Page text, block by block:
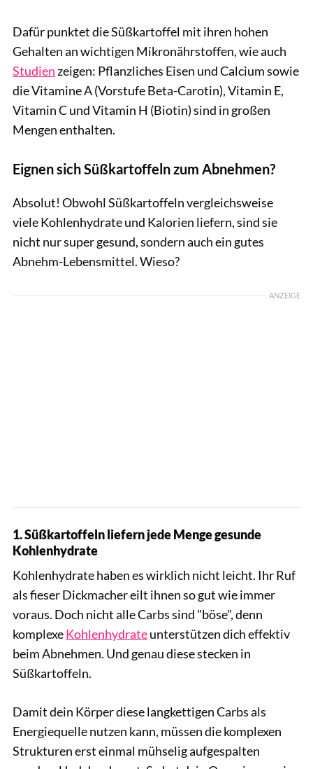
Dafür punktet die Süßkartoffel mit ihren hohen
Gehalten an wichtigen Mikronährstoffen, wie auch
Studienzeigen: Pflanzliches Eisen und Calcium sowie
die Vitamine A (Vorstufe Beta-Carotin), Vitamin E,
Vitamin C und Vitamin H (Biotin) sind in großen
Mengen enthalten.
Eignen sich Süßkartoffeln zum Abnehmen?
Absolut! Obwohl Süßkartoffeln vergleichsweise
viele Kohlenhydrate und Kalorien liefern, sind sie
nicht nur super gesund, sondern auch ein gutes
Abnehm-Lebensmittel. Wieso?
ANZEIGE
1. Süßkartoffeln liefern jede Menge gesunde
Kohlenhydrate
Kohlenhydrate haben es wirklich nicht leicht. Ihr Ruf
als fieser Dickmacher eilt ihnen so gut wie immer
voraus. Doch nicht alle Carbs sind "böse", denn
komplexeKohlenhydrateunterstützen dich effektiv
beim Abnehmen. Und genau diese stecken in
Süßkartoffeln.
Damit dein Körper diese langkettigen Carbs als
Energiequelle nutzen kann, müssen die komplexen
Strukturen erst einmal mühselig aufgespalten